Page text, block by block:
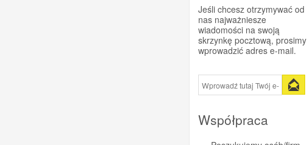
Trezado
Trivio
Vitargo
WINAAR
Xendurance
Jeśli chcesz otrzymywać od
nas najważniesze
wiadomości na swoją
skrzynkę pocztową, prosimy
wprowadzić adres e-mail.
Współpraca